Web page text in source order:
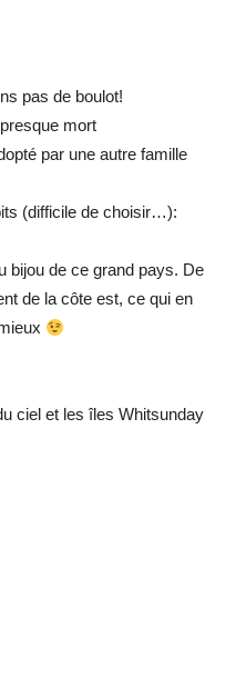
pas de boulot!
mort
par une autre famille
(difficile de choisir…):
bijou de ce grand pays. De
de la côte est, ce qui en
ciel et les îles Whitsunday